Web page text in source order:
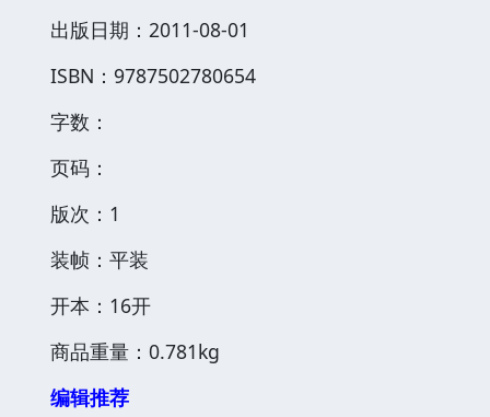
出版日期：2011-08-01
ISBN：9787502780654
字数：
页码：
版次：1
装帧：平装
开本：16开
商品重量：0.781kg
编辑推荐